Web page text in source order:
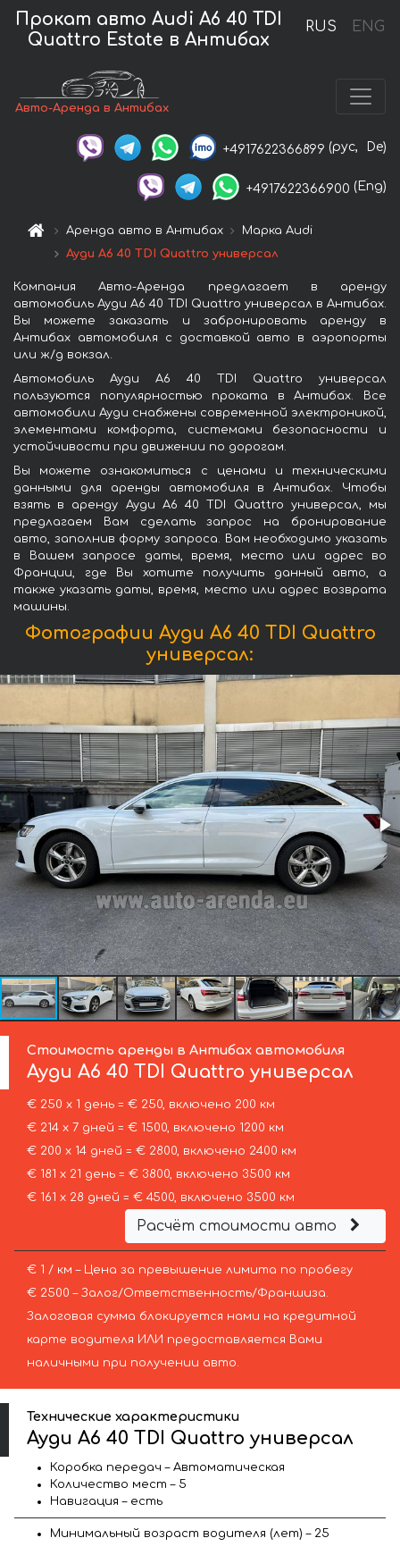
RUS ENG
Прокат авто Audi A6 40 TDI
Quattro Estate в Антибах
Авто-Аренда в Антибах
+4917622366899 (рус, De)
+4917622366900 (Eng)
Аренда авто в Антибах
Марка Audi
Ауди A6 40 TDI Quattro универсал
Компания Авто-Аренда предлагает в аренду
автомобиль Ауди A6 40 TDI Quattro универсал в Антибах.
Вы можете заказать и забронировать аренду в
Антибах автомобиля с доставкой авто в аэропорты
или ж/д вокзал.
Автомобиль Ауди A6 40 TDI Quattro универсал
пользуются популярностью проката в Антибах. Все
автомобили Ауди снабжены современной электроникой,
элементами комфорта, системами безопасности и
устойчивости при движении по дорогам.
Вы можете ознакомиться с ценами и техническими
данными для аренды автомобиля в Антибах. Чтобы
взять в аренду Ауди A6 40 TDI Quattro универсал, мы
предлагаем Вам сделать запрос на бронирование
авто, заполнив форму запроса. Вам необходимо указать
в Вашем запросе даты, время, место или адрес во
Франции, где Вы хотите получить данный авто, а
также указать даты, время, место или адрес возврата
машины.
Фотографии Ауди A6 40 TDI Quattro
универсал:
Стоимость аренды в Антибах автомобиля
Ауди A6 40 TDI Quattro универсал
€ 250 х 1 день = € 250, включено 200 км
€ 214 х 7 дней = € 1500, включено 1200 км
€ 200 х 14 дней = € 2800, включено 2400 км
€ 181 х 21 день = € 3800, включено 3500 км
€ 161 х 28 дней = € 4500, включено 3500 км
Расчёт стоимости авто
€ 1 / км – Цена за превышение лимита по пробегу
€ 2500 – Залог/Ответственность/Франшиза.
Залоговая сумма блокируется нами на кредитной
карте водителя ИЛИ предоставляется Вами
наличными при получении авто.
Технические характеристики
Ауди A6 40 TDI Quattro универсал
Коробка передач – Автоматическая
Количество мест – 5
Навигация – есть
Минимальный возраст водителя (лет) – 25